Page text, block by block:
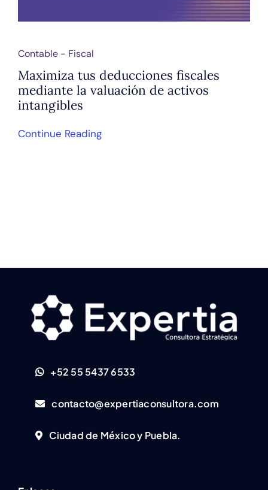
Contable - Fiscal
Maximiza tus deducciones fiscales
mediante la valuación de activos
intangibles
Continue Reading
+52 55 5437 6533
contacto@expertiaconsultora.com
Ciudad de México y Puebla.